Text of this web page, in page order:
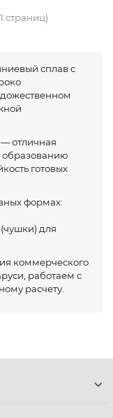
страниц)
сплав с
отличная
образованию
готовых
формах:
для
коммерческого
работаем с
расчету.